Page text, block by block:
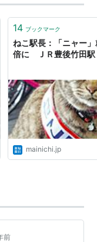
後竹田行き、豊
出れば列車…
14 ブックマーク
ねこ駅長：「ニャー
倍に ＪＲ豊後竹田駅
mainichi.jp
前